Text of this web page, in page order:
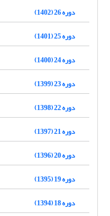
دوره 26 (1402)
دوره 25 (1401)
دوره 24 (1400)
دوره 23 (1399)
دوره 22 (1398)
دوره 21 (1397)
دوره 20 (1396)
دوره 19 (1395)
دوره 18 (1394)